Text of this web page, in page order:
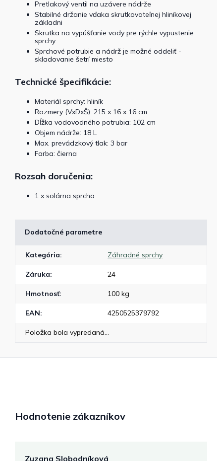
Pretlakový ventil na uzávere nádrže
Stabilné držanie vďaka skrutkovateľnej hliníkovej
základni
Skrutka na vypúšťanie vody pre rýchle vypustenie
sprchy
Sprchové potrubie a nádrž je možné oddeliť -
skladovanie šetrí miesto
Technické špecifikácie:
Materiál sprchy: hliník
Rozmery (VxDxŠ): 215 x 16 x 16 cm
Dĺžka vodovodného potrubia: 102 cm
Objem nádrže: 18 L
Max. prevádzkový tlak: 3 bar
Farba: čierna
Rozsah doručenia:
1 x solárna sprcha
Dodatočné parametre
Kategória: Záhradné sprchy
Záruka: 24
Hmotnosť: 100 kg
EAN: 4250525379792
Položka bola vypredaná…
Hodnotenie zákazníkov
Zuzana Slobodníková